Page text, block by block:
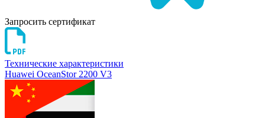
Запросить сертификат
Технические характеристики
Huawei OceanStor 2200 V3